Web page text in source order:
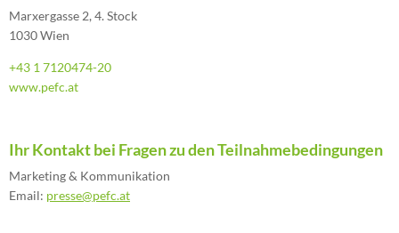
Marxergasse 2, 4. Stock
1030 Wien
+43 1 7120474-20
www.pefc.at
Ihr Kontakt bei Fragen zu den Teilnahmebedingungen
Marketing & Kommunikation
Email: presse@pefc.at